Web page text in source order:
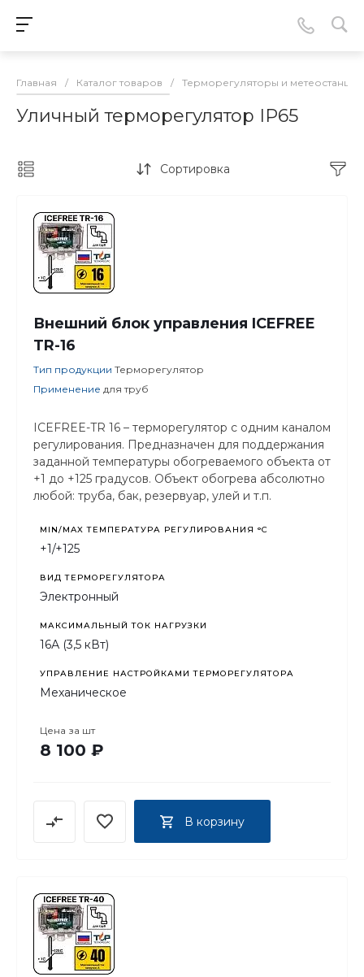
Главная / Каталог товаров / Терморегуляторы и
Уличный терморегулятор IP65
Сортировка
Внешний блок управления ICEFREE
TR-16
Тип продукции Терморегулятор
Применение для труб
ICEFREE-TR 16 – терморегулятор с одним каналом
регулирования. Предназначен для поддержания
заданной температуры обогреваемого объекта от
+1 до +125 градусов. Объект обогрева абсолютно
любой: труба, бак, резервуар, улей и т.п.
MIN/MAX ТЕМПЕРАТУРА РЕГУЛИРОВАНИЯ °С
+1/+125
ВИД ТЕРМОРЕГУЛЯТОРА
Электронный
МАКСИМАЛЬНЫЙ ТОК НАГРУЗКИ
16А (3,5 кВт)
УПРАВЛЕНИЕ НАСТРОЙКАМИ ТЕРМОРЕГУЛЯТОРА
Механическое
Цена за шт
8 100 ₽
В корзину